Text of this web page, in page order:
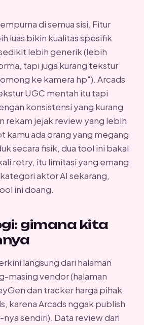
di semua sisi. Fitur
luas bikin kualitas spesifik
lebih generik (lebih
tapi juga kurang tekstur
ke kamera hp"). Arcads
UGC mentah itu tapi
konsistensi yang kurang
rekam jejak review yang lebih
kamu ada orang yang megang
secara fisik, dua tool ini bakal
retry, itu limitasi yang emang
aktor AI sekarang,
ini doang.
gimana kita
langsung dari halaman
masing vendor (halaman
dan tracker harga pihak
karena Arcads nggak publish
sendiri). Data review dari